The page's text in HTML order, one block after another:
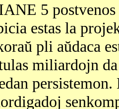
5
estas la
pli aŭdaca
miliardojn